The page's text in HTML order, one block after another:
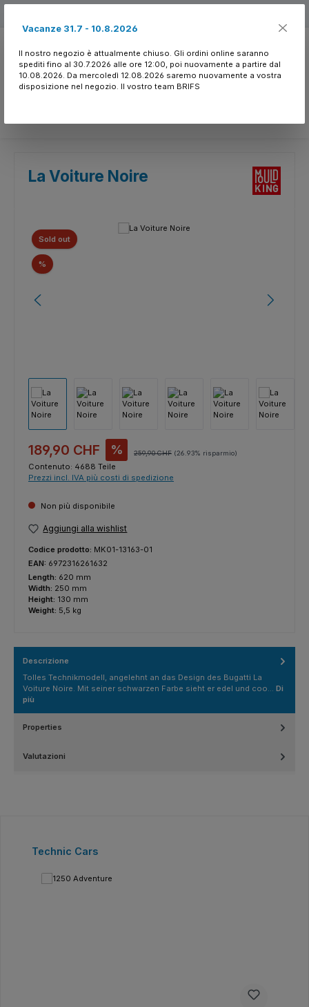
La Voiture Noire
Salta la galleria di immagini
Sold out
% Sconto
Prezzo di vendita:
189,90 CHF % Prezzo normale:
259,90 CHF (26.93% risparmio)
Contenuto: 4688 Teile
Prezzi incl. IVA più costi di spedizione
Non più disponibile
Aggiungi alla wishlist
Codice prodotto: MK01-13163-01
EAN: 6972316261632
Length: 620 mm
Width: 250 mm
Height: 130 mm
Weight: 5,5 kg
Descrizione
Tolles Technikmodell, angelehnt an das Design des Bugatti La
Voiture Noire. Mit seiner schwarzen Farbe sieht er edel und coo… Di
più
Properties
Valutazioni
Salta la galleria dei prodotti
Technic Cars
Vacanze 31.7 - 10.8.2026
Il nostro negozio è attualmente chiuso. Gli ordini online saranno
spediti fino al 30.7.2026 alle ore 12:00, poi nuovamente a partire dal
10.08.2026. Da mercoledì 12.08.2026 saremo nuovamente a vostra
disposizione nel negozio. Il vostro team BRIFS